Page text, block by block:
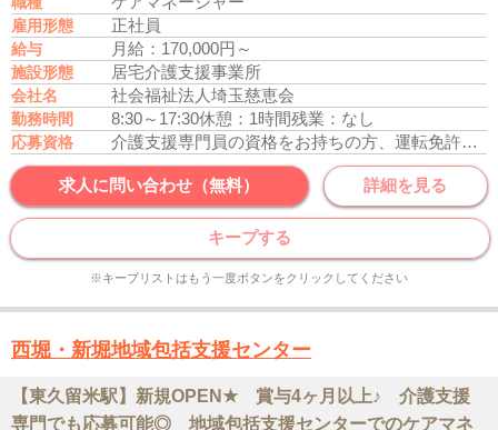
雇用形態 正社員
給与 月給：170,000円～
施設形態 居宅介護支援事業所
会社名 社会福祉法人埼玉慈恵会
勤務時間 8:30～17:30休憩：1時間残業：なし
応募資格 介護支援専門員の資格をお持ちの方、運転免許あれば尚可
求人に問い合わせ（無料） 詳細を見る
キープする
※キープリストはもう一度ボタンをクリックしてください
西堀・新堀地域包括支援センター
【東久留米駅】新規OPEN★ 賞与4ヶ月以上♪ 介護支援
専門でも応募可能◎ 地域包括支援センターでのケアマネ